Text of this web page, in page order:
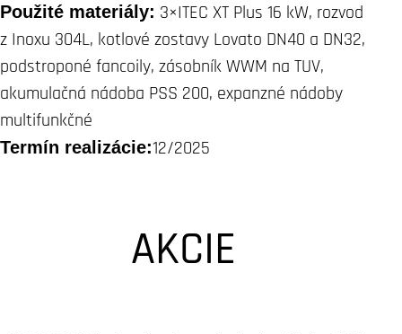
Použité materiály: 3×ITEC XT Plus 16 kW, rozvod
z Inoxu 304L, kotlové zostavy Lovato DN40 a DN32,
podstroponé fancoily, zásobník WWM na TUV,
akumulačná nádoba PSS 200, expanzné nádoby
multifunkčné
Termín realizácie:12/2025
AKCIE